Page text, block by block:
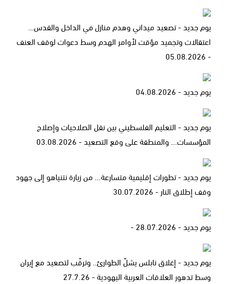
يوم جديد - تصعيد ميداني وهدم منازل في الداخل والقدس…
اعتقالات وتجميد مؤقت لأوامر الهدم وسط دعوات لوقف العنف
- 05.08.2026
يوم جديد - 04.08.2026
يوم جديد - التعليم الفلسطيني بين نقل الصلاحيات وإصلاح
المؤسسات... والمنطقة على وقع التصعيد - 03.08.2026
يوم جديد - تطورات إقليمية متسارعة... من زيارة نتنياهو إلى جهود
وقف إطلاق النار - 30.07.2026
يوم جديد - 28.07.2026 -
يوم جديد - إغلاق نابلس يشلّ الطوارئ.. وترقّب لتصعيد مع إيران
وسط تدهور العلاقات العربية اليهودية - 27.7.26